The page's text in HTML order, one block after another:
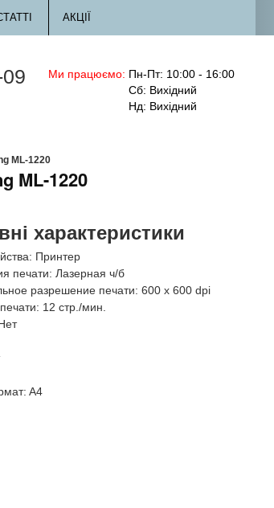
АКЦІЇ
Ми працюємо: Пн-Пт: 10:00 - 16:00
Сб: Вихідний
Нд: Вихідний
ML-1220
ML-1220
характеристики
Принтер
печати: Лазерная ч/б
разрешение печати: 600 x 600 dpi
12 стр./мин.
A4